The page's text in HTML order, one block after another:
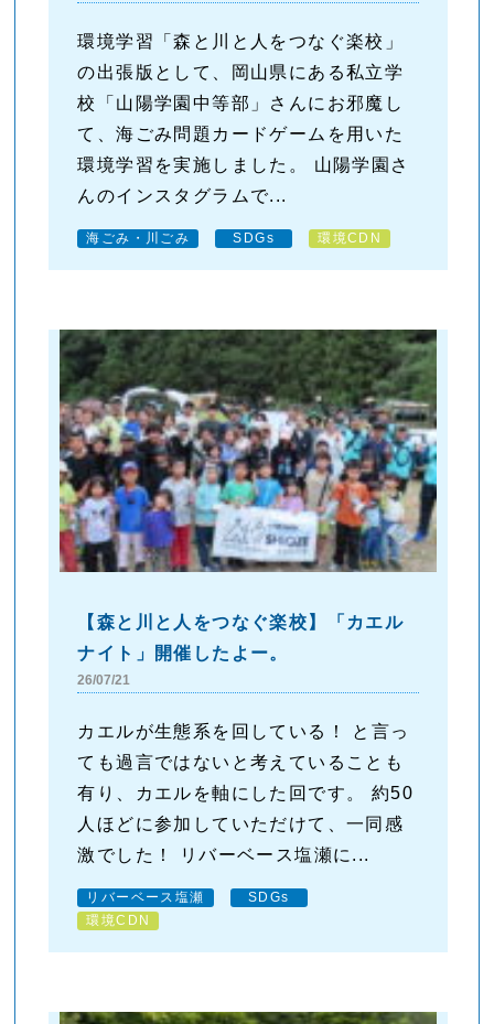
環境学習「森と川と人をつなぐ楽校」
の出張版として、岡山県にある私立学
校「山陽学園中等部」さんにお邪魔し
て、海ごみ問題カードゲームを用いた
環境学習を実施しました。 山陽学園さ
んのインスタグラムで...
海ごみ・川ごみ SDGs 環境CDN
【森と川と人をつなぐ楽校】「カエル
ナイト」開催したよー。
26/07/21
カエルが生態系を回している！ と言っ
ても過言ではないと考えていることも
有り、カエルを軸にした回です。 約50
人ほどに参加していただけて、一同感
激でした！ リバーベース塩瀬に...
リバーベース塩瀬
SDGs
環境CDN